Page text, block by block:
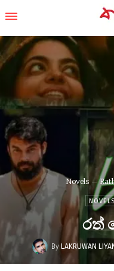
Novels
NOVELS
රත්
By LAKRUWAN